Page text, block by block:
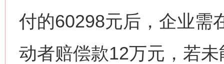
付的60298元后，企业需
动者赔偿款12万元，若